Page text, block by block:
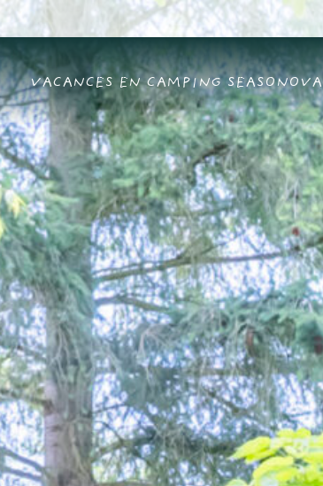
VACANCES EN CAMPING SEASONOVA